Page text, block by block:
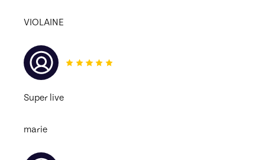
VIOLAINE
Super live
marie